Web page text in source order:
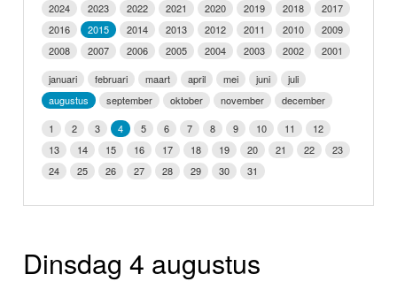
Video
Webcam
Info
2024 2023 2022 2021 2020 2019 2018
2017
2016
2015 2014 2013 2012 2011 2010
2009
2008
2007 2006 2005 2004 2003 2002
2001
januari
februari maart april mei juni
juli
augustus
september oktober november
december
1
2 3 4 5 6 7 8 9 10 11
12
13
14 15 16 17 18 19 20 21 22
23
24
25 26 27 28 29 30 31
Dinsdag 4 augustus